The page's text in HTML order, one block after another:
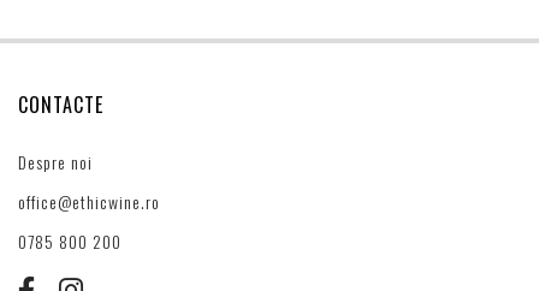
CONTACTE
Despre noi
office@ethicwine.ro
0785 800 200